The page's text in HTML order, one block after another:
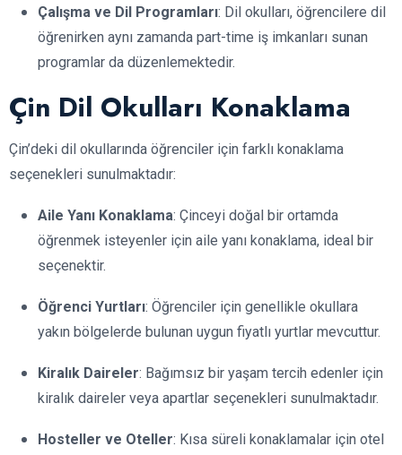
Çalışma ve Dil Programları: Dil okulları, öğrencilere dil
öğrenirken aynı zamanda part-time iş imkanları sunan
programlar da düzenlemektedir.
Çin Dil Okulları Konaklama
Çin’deki dil okullarında öğrenciler için farklı konaklama
seçenekleri sunulmaktadır:
Aile Yanı Konaklama: Çinceyi doğal bir ortamda
öğrenmek isteyenler için aile yanı konaklama, ideal bir
seçenektir.
Öğrenci Yurtları: Öğrenciler için genellikle okullara
yakın bölgelerde bulunan uygun fiyatlı yurtlar mevcuttur.
Kiralık Daireler: Bağımsız bir yaşam tercih edenler için
kiralık daireler veya apartlar seçenekleri sunulmaktadır.
Hosteller ve Oteller: Kısa süreli konaklamalar için otel